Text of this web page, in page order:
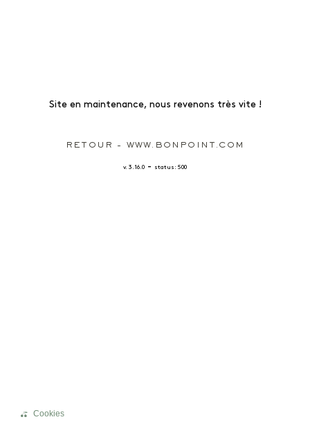
Site en maintenance, nous revenons très vite !
RETOUR - WWW.BONPOINT.COM
v. 3.16.0 - status: 500